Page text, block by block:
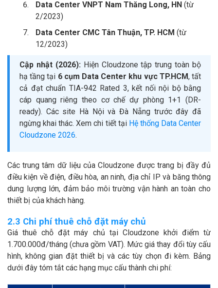
Data Center VNPT Nam Thăng Long, HN (từ
2/2023)
Data Center CMC Tân Thuận, TP. HCM (từ
12/2023)
Cập nhật (2026): Hiện Cloudzone tập trung toàn bộ
hạ tầng tại 6 cụm Data Center khu vực TP.HCM, tất
cả đạt chuẩn TIA-942 Rated 3, kết nối nội bộ bằng
cáp quang riêng theo cơ chế dự phòng 1+1 (DR-
ready). Các site Hà Nội và Đà Nẵng trước đây đã
ngừng khai thác. Xem chi tiết tại Hệ thống Data Center
Cloudzone 2026.
Các trung tâm dữ liệu của Cloudzone được trang bị đầy đủ
điều kiện về điện, điều hòa, an ninh, địa chỉ IP và băng thông
dung lượng lớn, đảm bảo môi trường vận hành an toàn cho
thiết bị của khách hàng.
2.3 Chi phí thuê chỗ đặt máy chủ
Giá thuê chỗ đặt máy chủ tại Cloudzone khởi điểm từ
1.700.000đ/tháng (chưa gồm VAT). Mức giá thay đổi tùy cấu
hình, không gian đặt thiết bị và các tùy chọn đi kèm. Bảng
dưới đây tóm tắt các hạng mục cấu thành chi phí: